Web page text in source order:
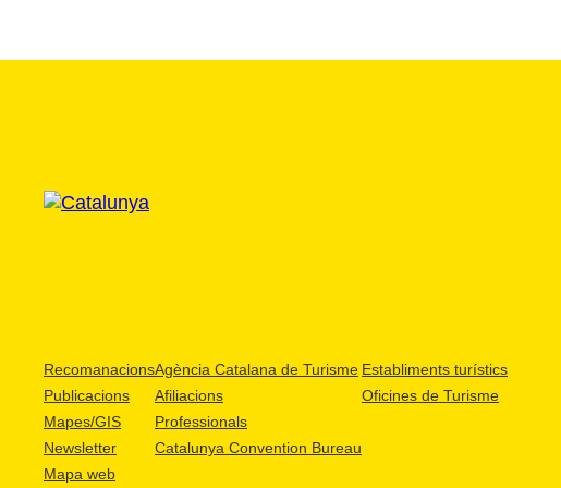
Recomanacions
Publicacions
Mapes/GIS
Newsletter
Mapa web
Agència Catalana de Turisme
Afiliacions
Professionals
Catalunya Convention Bureau
Establiments turístics
Oficines de Turisme